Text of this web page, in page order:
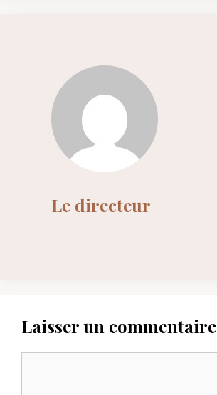
Le directeur
Laisser un commentaire